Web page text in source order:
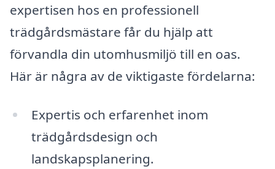
expertisen hos en professionell
trädgårdsmästare får du hjälp att
förvandla din utomhusmiljö till en oas.
Här är några av de viktigaste fördelarna:
Expertis och erfarenhet inom
trädgårdsdesign och
landskapsplanering.